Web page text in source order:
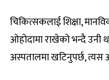
चिकित्सकलाई शिक्षा,
ओहोदामा राखेको भन्दै उनी
अस्पतालमा खटिनुपर्छ, त्यस